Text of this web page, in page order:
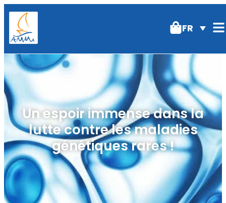
FR
Un espoir immense dans la
lutte contre les maladies
génétiques rares !